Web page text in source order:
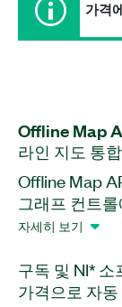
가격
Offline Map
라인 지도 통
Offline Map
그래프 컨트
이 되는 소프
축소 수준을
라인 모드에
자세히 보기
구독 및 NI*
가격으로 자